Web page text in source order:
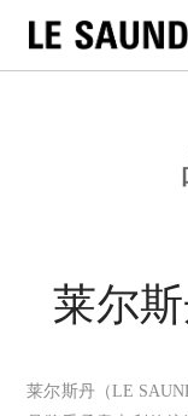
莱尔
莱尔斯丹（LE